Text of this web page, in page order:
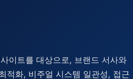
이트를 대상으로, 브랜드 서사와
적화, 비주얼 시스템 일관성, 접근